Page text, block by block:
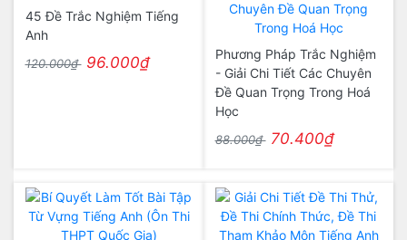
45 Đề Trắc Nghiệm Tiếng
Anh
120.000₫ 96.000₫
Phương Pháp Trắc Nghiệm
- Giải Chi Tiết Các Chuyên
Đề Quan Trọng Trong Hoá
Học
88.000₫ 70.400₫